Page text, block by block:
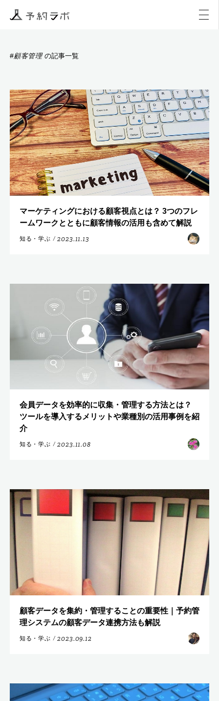
アクティビティ
#顧客管理の記事一覧
マーケティングにおける顧客視点とは？ 3つのフレ
ームワークとともに顧客情報の活用も含めて解説
知る・学ぶ / 2023.11.13
会員データを効率的に収集・管理する方法とは？
ツールを導入するメリットや業種別の活用事例を紹
介
知る・学ぶ / 2023.11.08
顧客データを集約・管理することの重要性｜予約管
理システムの顧客データ連携方法も解説
知る・学ぶ / 2023.09.12